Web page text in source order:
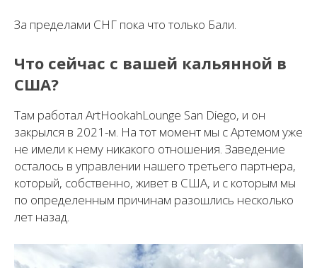
За пределами СНГ пока что только Бали.
Что сейчас с вашей кальянной в
США?
Там работал ArtHookahLounge San Diego, и он
закрылся в 2021-м. На тот момент мы с Артемом уже
не имели к нему никакого отношения. Заведение
осталось в управлении нашего третьего партнера,
который, собственно, живет в США, и с которым мы
по определенным причинам разошлись несколько
лет назад.